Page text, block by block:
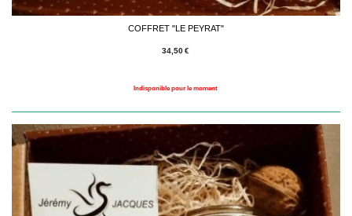
COFFRET "LE PEYRAT"
34,50€
Indisponible pour le moment